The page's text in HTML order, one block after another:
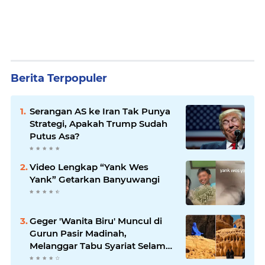
Berita Terpopuler
Serangan AS ke Iran Tak Punya
Strategi, Apakah Trump Sudah
Putus Asa?
Video Lengkap “Yank Wes
Yank” Getarkan Banyuwangi
Geger 'Wanita Biru' Muncul di
Gurun Pasir Madinah,
Melanggar Tabu Syariat Selama
Seribu Tahun